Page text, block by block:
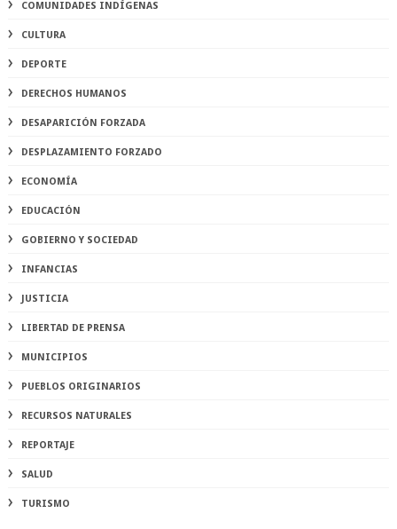
COMUNIDADES INDÍGENAS
CULTURA
DEPORTE
DERECHOS HUMANOS
DESAPARICIÓN FORZADA
DESPLAZAMIENTO FORZADO
ECONOMÍA
EDUCACIÓN
GOBIERNO Y SOCIEDAD
INFANCIAS
JUSTICIA
LIBERTAD DE PRENSA
MUNICIPIOS
PUEBLOS ORIGINARIOS
RECURSOS NATURALES
REPORTAJE
SALUD
TURISMO